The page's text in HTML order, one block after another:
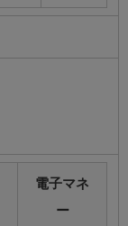
電子マネ
ー